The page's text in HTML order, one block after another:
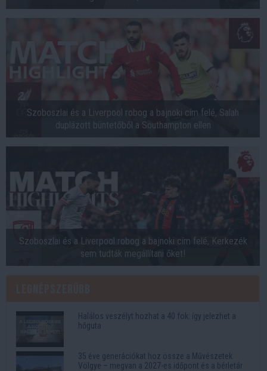
Szoboszlai és a Liverpool robog a bajnoki cím felé, Salah
duplázott büntetőből a Southampton ellen
Szoboszlai és a Liverpool robog a bajnoki cím felé, Kerkezék
sem tudták megállítani őket!
Halálos veszélyt hozhat a 40 fok: így jelezhet a
hőguta
35 éve generációkat hoz össze a Művészetek
Völgye – megvan a 2027-es időpont és a bérletár